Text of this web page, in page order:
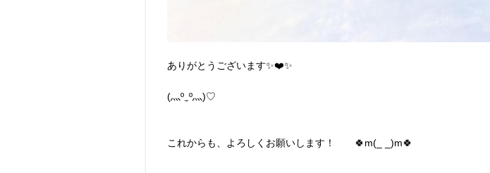
ありがとうございます✨❤️✨
(⁠灬⁠º⁠‿⁠º⁠灬⁠)⁠♡
これからも、よろしくお願いします！ 🍀m(_ _)m🍀